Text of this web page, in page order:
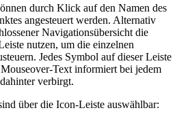
durch Klick auf den Namen des
angesteuert werden. Alternativ
Navigationsübersicht die
nutzen, um die einzelnen
Jedes Symbol auf dieser Leiste
Text informiert bei jedem
verbirgt.
über die Icon-Leiste auswählbar: